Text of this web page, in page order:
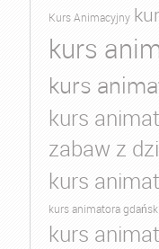
Kurs Animacyjny
kurs
kurs
kurs
zabaw z
kurs
kurs animatora gdańsk
kurs